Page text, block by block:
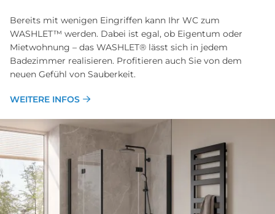
Bereits mit wenigen Eingriffen kann Ihr WC zum
WASHLET™ werden. Dabei ist egal, ob Eigentum oder
Mietwohnung – das WASHLET® lässt sich in jedem
Badezimmer realisieren. Profitieren auch Sie von dem
neuen Gefühl von Sauberkeit.
WEITERE INFOS